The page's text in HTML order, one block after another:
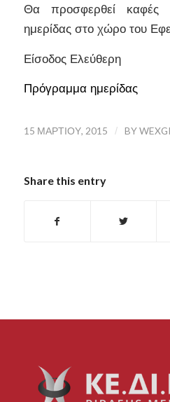
Θα προσφερθεί καφές
ημερίδας στο χώρο του
Είσοδος Ελεύθερη
Πρόγραμμα ημερίδας
15 ΜΑΡΤΊΟΥ, 2015 / BY
Share this entry